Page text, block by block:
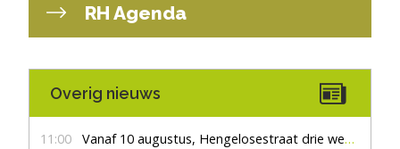
RH Agenda
Overig nieuws
11:00 Vanaf 10 augustus, Hengelosestraat drie weken dicht voor doorgaand verkeer